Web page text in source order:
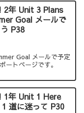
2年 Unit 3 Plans
Goal メールで
P38
Goal メールで予定
ートページです。
1年 Unit 1 Here
道に迷って P30